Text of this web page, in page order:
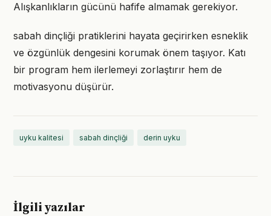
Alışkanlıkların gücünü hafife almamak gerekiyor.
sabah dinçliği pratiklerini hayata geçirirken esneklik
ve özgünlük dengesini korumak önem taşıyor. Katı
bir program hem ilerlemeyi zorlaştırır hem de
motivasyonu düşürür.
uyku kalitesi sabah dinçliği derin uyku
İlgili yazılar